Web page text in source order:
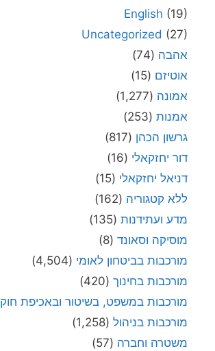
English (19)
Uncategorized (27)
אהבה (74)
אוטיזם (15)
אמונה (1,277)
אמנות (253)
גרשון הכהן (817)
דור יחזקאלי (16)
דניאל יחזקאלי (15)
ללא קטגוריה (162)
מדע ועתידנות (135)
מוסיקה וסאונד (8)
מורכבות בביטחון לאומי (4,504)
מורכבות בחינוך (420)
מורכבות במשפט, בשיטור ובאכיפת חוק
מורכבות בניהול (1,258)
משטרה וחברה (57)